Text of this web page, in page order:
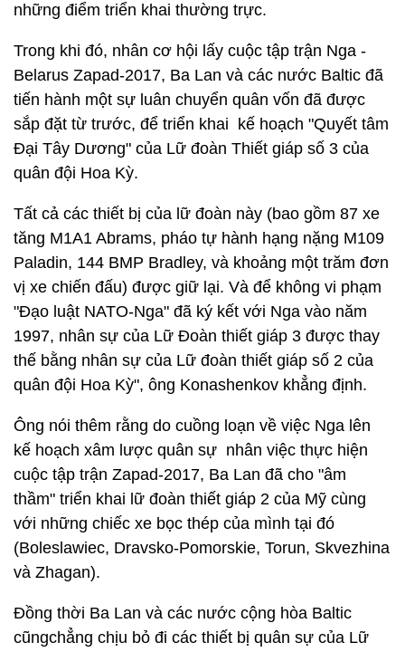
những điểm triển khai thường trực.
Trong khi đó, nhân cơ hội lấy cuộc tập trận Nga -
Belarus Zapad-2017, Ba Lan và các nước Baltic đã
tiến hành một sự luân chuyển quân vốn đã được
sắp đặt từ trước, để triển khai kế hoạch "Quyết tâm
Đại Tây Dương" của Lữ đoàn Thiết giáp số 3 của
quân đội Hoa Kỳ.
Tất cả các thiết bị của lữ đoàn này (bao gồm 87 xe
tăng M1A1 Abrams, pháo tự hành hạng nặng M109
Paladin, 144 BMP Bradley, và khoảng một trăm đơn
vị xe chiến đấu) được giữ lại. Và để không vi phạm
"Đạo luật NATO-Nga" đã ký kết với Nga vào năm
1997, nhân sự của Lữ Đoàn thiết giáp 3 được thay
thế bằng nhân sự của Lữ đoàn thiết giáp số 2 của
quân đội Hoa Kỳ", ông Konashenkov khẳng định.
Ông nói thêm rằng do cuồng loạn về việc Nga lên
kế hoạch xâm lược quân sự nhân việc thực hiện
cuộc tập trận Zapad-2017, Ba Lan đã cho "âm
thầm" triển khai lữ đoàn thiết giáp 2 của Mỹ cùng
với những chiếc xe bọc thép của mình tại đó
(Boleslawiec, Dravsko-Pomorskie, Torun, Skvezhina
và Zhagan).
Đồng thời Ba Lan và các nước cộng hòa Baltic
cũngchẳng chịu bỏ đi các thiết bị quân sự của Lữ